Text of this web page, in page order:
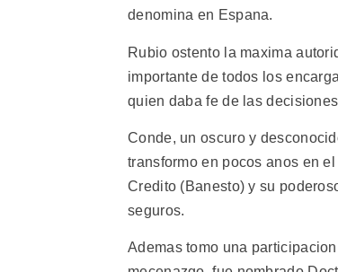
denomina en Espana.
Rubio ostento la maxima
importante de todos los
quien daba fe de las
Conde, un oscuro y
transformo en pocos anos en
Credito (Banesto) y su
seguros.
Ademas tomo una